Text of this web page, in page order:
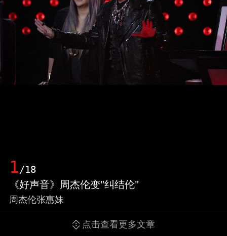
1/18
《好声音》周杰伦变"纠结伦"
周杰伦张惠妹
点击查看更多文章